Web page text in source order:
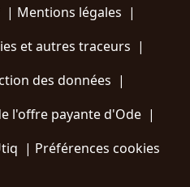
| Mentions légales |
et autres traceurs |
des données |
l'offre payante d'Ode |
| Préférences cookies